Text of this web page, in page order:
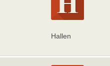
Hallen